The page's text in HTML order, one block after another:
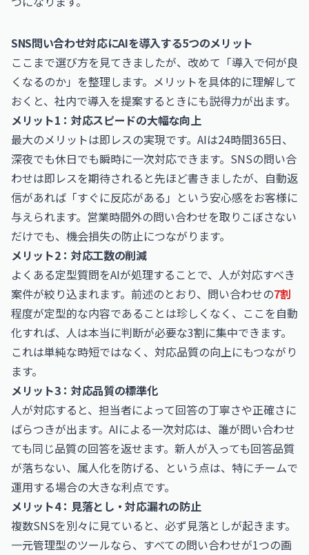
SNS問い合わせ対応にAIを導入する5つのメリット
ここまで選び方を見てきましたが、改めて「導入で何が良
くなるのか」を整理します。メリットを具体的に理解して
おくと、社内で導入を提案するときにも説得力が出ます。
メリット1：対応スピードの大幅な向上
最大のメリットは即レスの実現です。AIは24時間365日、
深夜でも休日でも瞬時に一次対応できます。SNSの問い合
わせは即レスを期待されると先ほど書きましたが、自動返
信があれば「すぐに反応がある」という安心感をお客様に
与えられます。営業時間外の問い合わせを取りこぼさない
だけでも、機会損失の防止につながります。
メリット2：対応工数の削減
よくある定型質問をAIが処理することで、人が対応すべき
案件が絞り込まれます。前述のとおり、問い合わせの7割
程度が定型的な内容であることは珍しくなく、ここを自動
化すれば、人は本当に判断が必要な3割に集中できます。
これは単純な時短ではなく、対応品質の向上にもつながり
ます。
メリット3：対応品質の標準化
人が対応すると、担当者によって回答の丁寧さや正確さに
ばらつきが出ます。AIによる一次対応は、誰が問い合わせ
ても同じ品質の回答を返せます。新人が入っても回答品質
が落ちない、属人化を防げる、という点は、特にチームで
運用する場合の大きな利点です。
メリット4：見落とし・対応漏れの防止
複数SNSを別々に見ていると、必ず見落としが起きます。
一元管理型のツールなら、すべての問い合わせが1つの画